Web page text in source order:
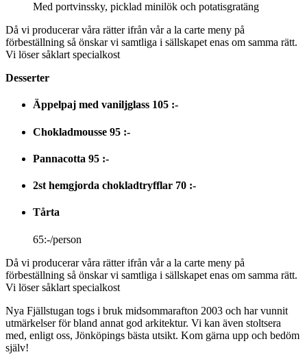
Med portvinssky, picklad minilök och potatisgratäng
Då vi producerar våra rätter ifrån vår a la carte meny på
förbeställning så önskar vi samtliga i sällskapet enas om samma rätt.
Vi löser såklart specialkost
Desserter
Äppelpaj med vaniljglass 105 :-
Chokladmousse 95 :-
Pannacotta 95 :-
2st hemgjorda chokladtryfflar 70 :-
Tårta
65:-/person
Då vi producerar våra rätter ifrån vår a la carte meny på
förbeställning så önskar vi samtliga i sällskapet enas om samma rätt.
Vi löser såklart specialkost
Nya Fjällstugan togs i bruk midsommarafton 2003 och har vunnit
utmärkelser för bland annat god arkitektur. Vi kan även stoltsera
med, enligt oss, Jönköpings bästa utsikt. Kom gärna upp och bedöm
själv!